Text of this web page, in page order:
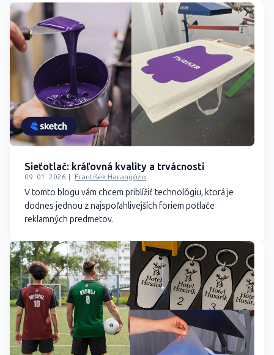
Sieťotlač: kráľovná kvality a trvácnosti
09. 01. 2026 František Harangózo
V tomto blogu vám chcem priblížiť technológiu, ktorá je
dodnes jednou z najspoľahlivejších foriem potlače
reklamných predmetov.